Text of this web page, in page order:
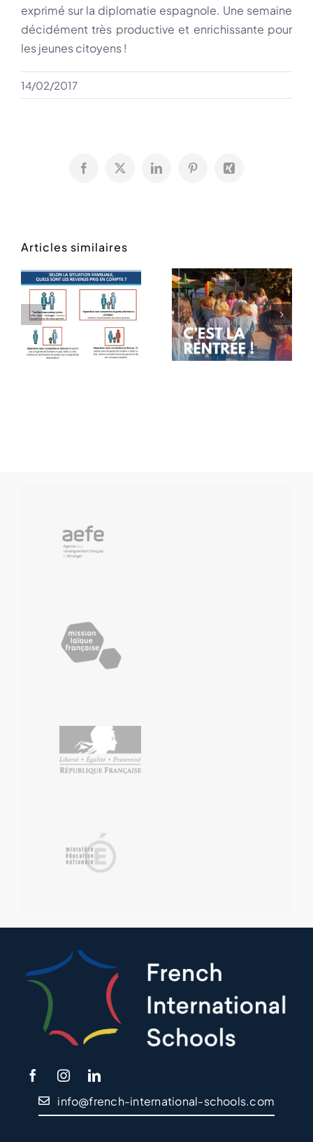
exprimé sur la diplomatie espagnole. Une semaine
décidément très productive et enrichissante pour
les jeunes citoyens !
14/02/2017
Facebook
X LinkedInPinterestXing
Articles similaires
Rentrée
des
classes
Message
de rentrée
info@french-international-schools.com